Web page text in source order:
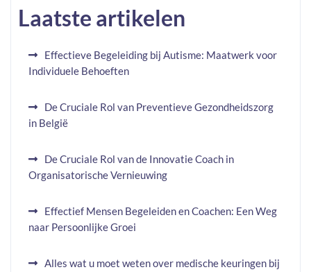
Laatste artikelen
Effectieve Begeleiding bij Autisme: Maatwerk voor
Individuele Behoeften
De Cruciale Rol van Preventieve Gezondheidszorg
in België
De Cruciale Rol van de Innovatie Coach in
Organisatorische Vernieuwing
Effectief Mensen Begeleiden en Coachen: Een Weg
naar Persoonlijke Groei
Alles wat u moet weten over medische keuringen bij